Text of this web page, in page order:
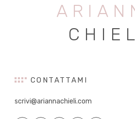
CONTATTAMI
scrivi@ariannachieli.com